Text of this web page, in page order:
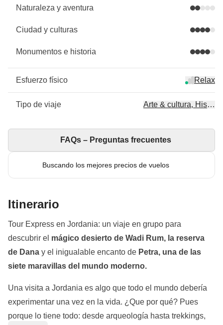
Naturaleza y aventura
Ciudad y culturas
Monumentos e historia
Esfuerzo físico Relax
Tipo de viaje Arte & cultura, Historia
Buscando los mejores precios de vuelos
FAQs – Preguntas frecuentes
Itinerario
Tour Express en Jordania: un viaje en grupo para
descubrir el mágico desierto de Wadi Rum, la reserva
de Dana y el inigualable encanto de Petra, una de las
siete maravillas del mundo moderno.
Una visita a Jordania es algo que todo el mundo debería
experimentar una vez en la vida. ¿Que por qué? Pues
porque lo tiene todo: desde arqueología hasta trekkings,